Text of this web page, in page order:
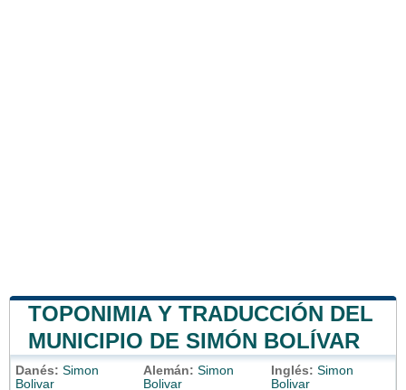
TOPONIMIA Y TRADUCCIÓN DEL
MUNICIPIO DE SIMÓN BOLÍVAR
Danés: Simon
Bolivar
Alemán: Simon
Bolivar
Inglés: Simon
Bolivar